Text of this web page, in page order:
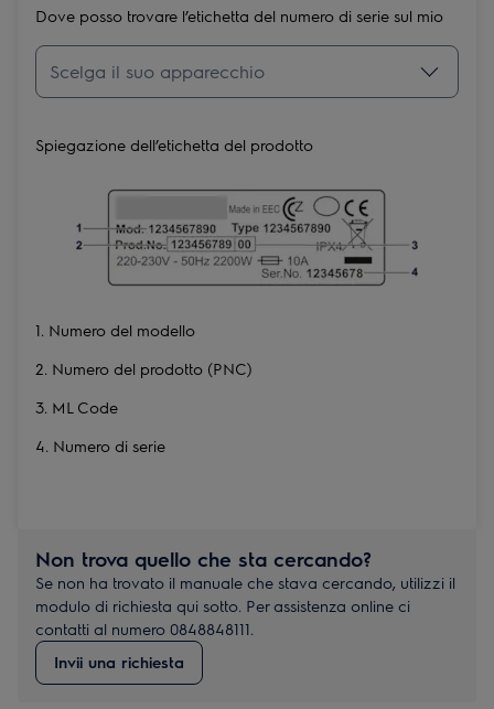
Dove posso trovare l’etichetta del numero di serie sul mio
Spiegazione dell’etichetta del prodotto
1. Numero del modello
2. Numero del prodotto (PNC)
3. ML Code
4. Numero di serie
Non trova quello che sta cercando?
Se non ha trovato il manuale che stava cercando, utilizzi il
modulo di richiesta qui sotto. Per assistenza online ci
contatti al numero 0848848111.
Invii una richiesta